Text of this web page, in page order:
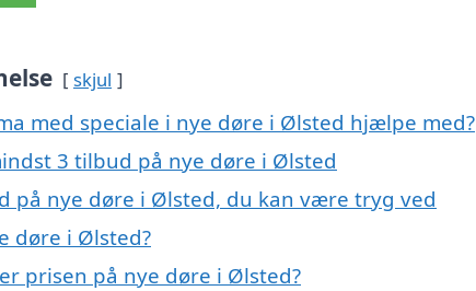
skjul
med speciale i nye døre i Ølsted hjælpe med?
3 tilbud på nye døre i Ølsted
på nye døre i Ølsted, du kan være tryg ved
døre i Ølsted?
prisen på nye døre i Ølsted?